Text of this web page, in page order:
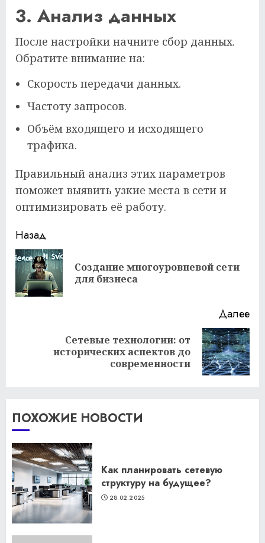
3. Анализ данных
После настройки начните сбор данных.
Обратите внимание на:
Скорость передачи данных.
Частоту запросов.
Объём входящего и исходящего
трафика.
Правильный анализ этих параметров
поможет выявить узкие места в сети и
оптимизировать её работу.
Продолжить
чтение
Назад
Создание многоуровневой сети
для бизнеса
Далее
Следующая
Сетевые технологии: от
исторических аспектов до
современности
ПОХОЖИЕ НОВОСТИ
Как планировать сетевую
структуру на будущее?
28.02.2025